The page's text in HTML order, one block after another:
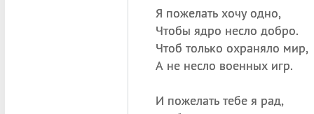
Я пожелать хочу одно,
Чтобы ядро несло добро.
Чтоб только охраняло мир,
А не несло военных игр.
И пожелать тебе я рад,